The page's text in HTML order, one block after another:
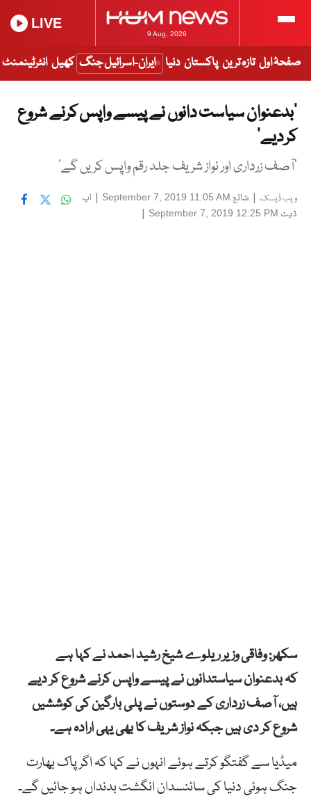
9 Aug, 2026
LIVE
صفحۂ اول تازہ ترین پاکستان دنیا ایران-اسرائیل جنگ کھیل انٹرٹینمنٹ
’بدعنوان سیاست دانوں نے پیسے واپس کرنے شروع
کر دیے‘
’آصف زرداری اور نواز شریف جلد رقم واپس کریں گے‘
ویب ڈیسک | شائع September 7, 2019 11:05 AM
| اپ
ڈیٹ September 7, 2019 12:25 PM
|
سکھر: وفاقی وزیر ریلوے شیخ رشید احمد نے کہا ہے
کہ بدعنوان سیاستدانوں نے پیسے واپس کرنے شروع کر دیے
ہیں، آصف زرداری کے دوستوں نے پلی بارگین کی کوششیں
شروع کر دی ہیں جبکہ نواز شریف کا بھی یہی ارادہ ہے۔
میڈیا سے گفتگو کرتے ہوئے انہوں نے کہا کہ اگر پاک بھارت
جنگ ہوئی دنیا کی سائنسدان انگشت بدنداں ہو جائیں گے۔